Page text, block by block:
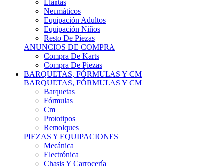
Equipación Adultos
Equipación Niños
Resto De Piezas
ANUNCIOS DE COMPRA
Compra De Karts
Compra De Piezas
BARQUETAS, FÓRMULAS Y CM
BARQUETAS, FÓRMULAS Y CM
Barquetas
Fórmulas
Cm
Prototipos
Remolques
PIEZAS Y EQUIPACIONES
Mecánica
Electrónica
Chasis Y Carrocería
Suspensiones